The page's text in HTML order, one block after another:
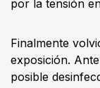
por la tensión
Finalmente
exposición.
posible